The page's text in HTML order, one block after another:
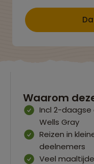
Waarom
Incl 2-daagse
Wells Gray
Reizen in
deelnemers
Veel